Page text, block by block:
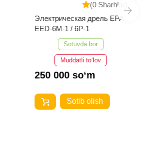
(0 Sharhlar)
Электрическая дрель EPA
EED-6M-1 / 6P-1
Sotuvda bor
Muddatli to‘lov
250 000 so‘m
Sotib olish